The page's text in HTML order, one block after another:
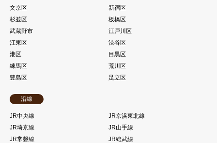
文京区
新宿区
杉並区
板橋区
武蔵野市
江戸川区
江東区
渋谷区
港区
目黒区
練馬区
荒川区
豊島区
足立区
沿線
JR中央線
JR京浜東北線
JR埼京線
JR山手線
JR常磐線
JR総武線